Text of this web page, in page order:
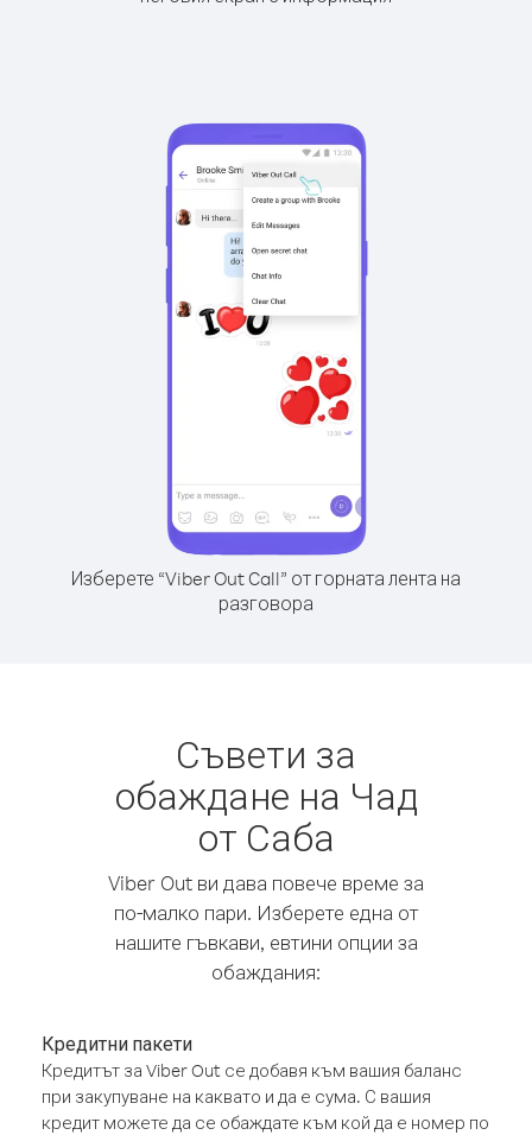
Изберете “Viber Out Call” от горната лента на
разговора
Съвети за
обаждане на Чад
от Саба
Viber Out ви дава повече време за
по-малко пари. Изберете една от
нашите гъвкави, евтини опции за
обаждания:
Кредитни пакети
Кредитът за Viber Out се добавя към вашия баланс
при закупуване на каквато и да е сума. С вашия
кредит можете да се обаждате към кой да е номер по